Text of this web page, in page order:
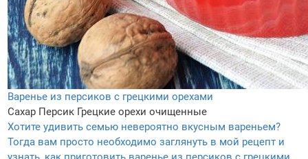
Варенье из персиков с грецкими орехами
Сахар Персик Грецкие орехи очищенные
Хотите удивить семью невероятно вкусным вареньем?
Тогда вам просто необходимо заглянуть в мой рецепт и